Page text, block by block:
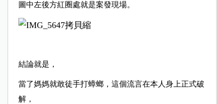
圖中左後方紅圈處就是案發現場。
結論就是，
當了媽媽就敢徒手打蟑螂，這個流言在本人身上正式破
解，